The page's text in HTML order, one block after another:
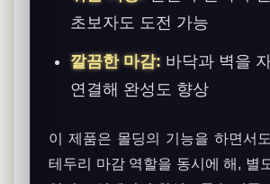
초보자도 도전 가능
깔끔한 마감: 바닥과 벽을
연결해 완성도 향상
이 제품은 몰딩의 기능을 하면서
테두리 마감 역할을 동시에 해, 별